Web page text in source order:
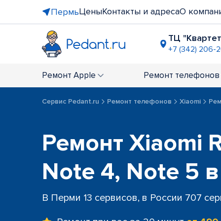
ПермьЦеныКонтакты и адресаО
ТЦ
+7 (342) 206-
+7 (342)
ост.
+7 (342)
Ремонт Apple Ремонт телефонов
Сервис Pedant.ru Ремонт телефонов Xiaomi
Ремонт Xiaomi
Note 4, Note 5
В Перми 13 сервисов, в России 707